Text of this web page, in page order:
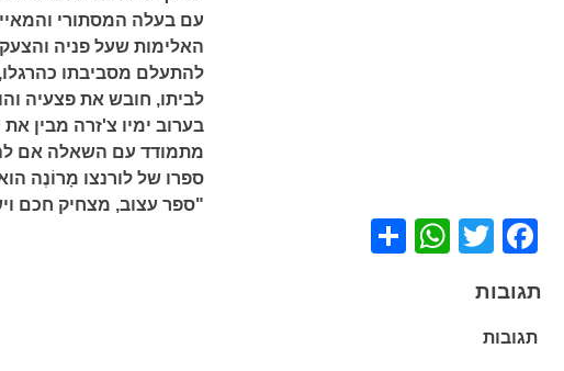
עם בעלה המסתורי
האלימות שעל פניה
להתעלם מסביבתו
לביתו, חובש את פצעיה
בערוב ימיו צ'זרה מבין
מתמודד עם השאלה אם
ספרו של לורנצו מָרוֹנֶה
"ספר עצוב, מצחיק חכם
Facebook
Twitter
WhatsApp
תגובות
תגובות